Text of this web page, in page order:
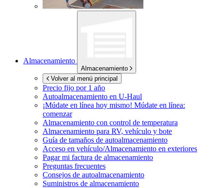
Almacenamiento
Almacenamiento
Volver al menú principal
Precio fijo por 1 año
Autoalmacenamiento en U-Haul
¡Múdate en línea hoy mismo! Múdate en línea:
comenzar
Almacenamiento con control de temperatura
Almacenamiento para RV, vehículo y bote
Guía de tamaños de autoalmacenamiento
Acceso en vehículo/Almacenamiento en exteriores
Pagar mi factura de almacenamiento
Preguntas frecuentes
Consejos de autoalmacenamiento
Suministros de almacenamiento